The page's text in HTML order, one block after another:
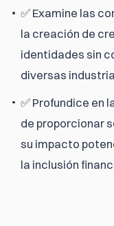
✅ Examine las
la creación de
identidades sin
diversas
✅ Profundice en
de proporcionar
su impacto
la inclusión